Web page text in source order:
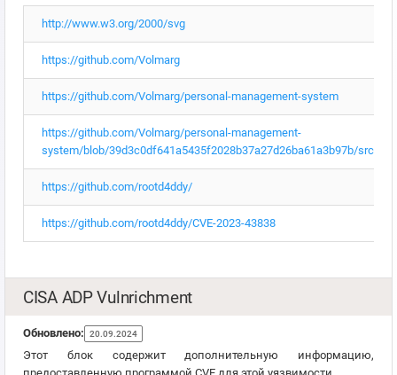
http://www.w3.org/2000/svg
https://github.com/Volmarg
https://github.com/Volmarg/personal-management-system
https://github.com/Volmarg/personal-management-
system/blob/39d3c0df641a5435f2028b37a27d26ba61a3b97b/src/
https://github.com/rootd4ddy/
https://github.com/rootd4ddy/CVE-2023-43838
CISA ADP Vulnrichment
Обновлено: 20.09.2024
Этот блок содержит дополнительную информацию,